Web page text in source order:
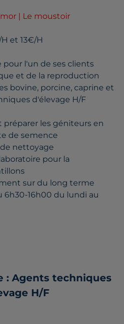
| Le moustoir
et 13€/H
pour l'un de ses clients
et de la reproduction
bovine, porcine, caprine et
d'élevage H/F
préparer les géniteurs en
de semence
nettoyage
pour la
sur du long terme
6h30-16h00 du lundi au
: Agents techniques
H/F